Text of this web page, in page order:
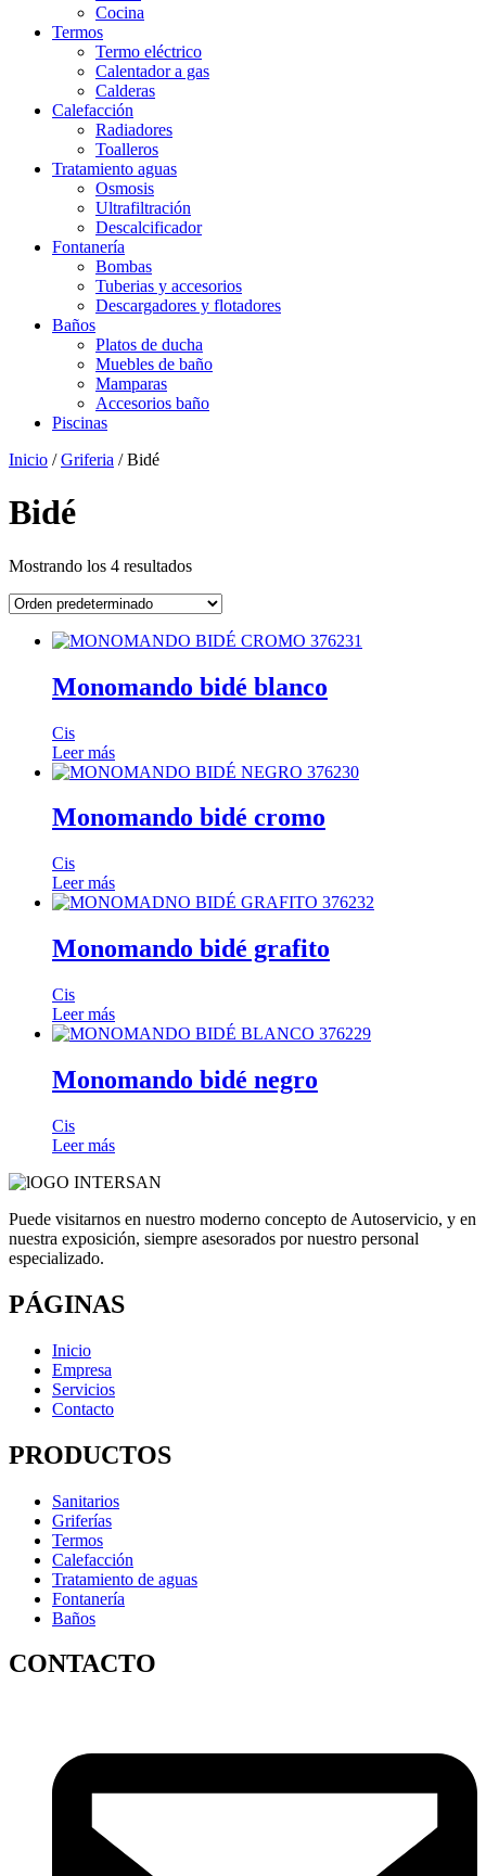
Cocina
Termos
Termo eléctrico
Calentador a gas
Calderas
Calefacción
Radiadores
Toalleros
Tratamiento aguas
Osmosis
Ultrafiltración
Descalcificador
Fontanería
Bombas
Tuberias y accesorios
Descargadores y flotadores
Baños
Platos de ducha
Muebles de baño
Mamparas
Accesorios baño
Piscinas
Inicio /Griferia / Bidé
Bidé
Mostrando los 4 resultados
Monomando bidé blanco
Cis
Leer más
Monomando bidé cromo
Cis
Leer más
Monomando bidé grafito
Cis
Leer más
Monomando bidé negro
Cis
Leer más
Puede visitarnos en nuestro moderno concepto de Autoservicio, y en
nuestra exposición, siempre asesorados por nuestro personal
especializado.
PÁGINAS
Inicio
Empresa
Servicios
Contacto
PRODUCTOS
Sanitarios
Griferías
Termos
Calefacción
Tratamiento de aguas
Fontanería
Baños
CONTACTO